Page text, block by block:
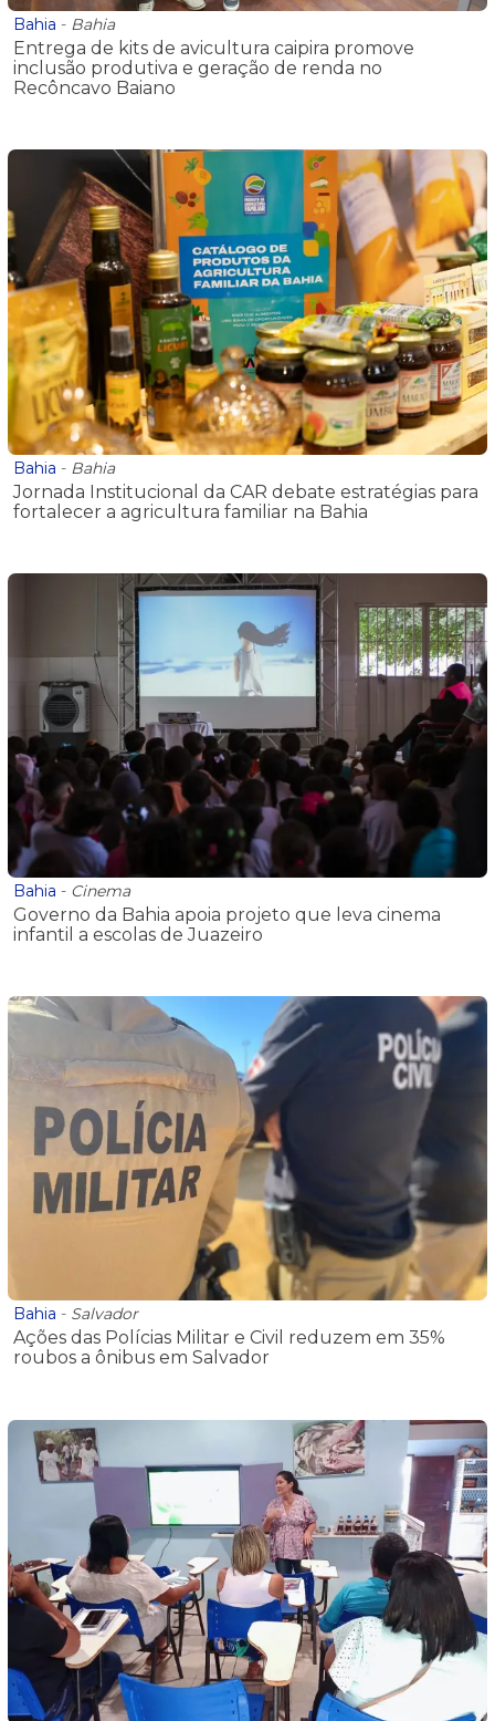
Bahia - Bahia
Entrega de kits de avicultura caipira promove
inclusão produtiva e geração de renda no
Recôncavo Baiano
Bahia - Bahia
Jornada Institucional da CAR debate estratégias para
fortalecer a agricultura familiar na Bahia
Bahia - Cinema
Governo da Bahia apoia projeto que leva cinema
infantil a escolas de Juazeiro
Bahia - Salvador
Ações das Polícias Militar e Civil reduzem em 35%
roubos a ônibus em Salvador